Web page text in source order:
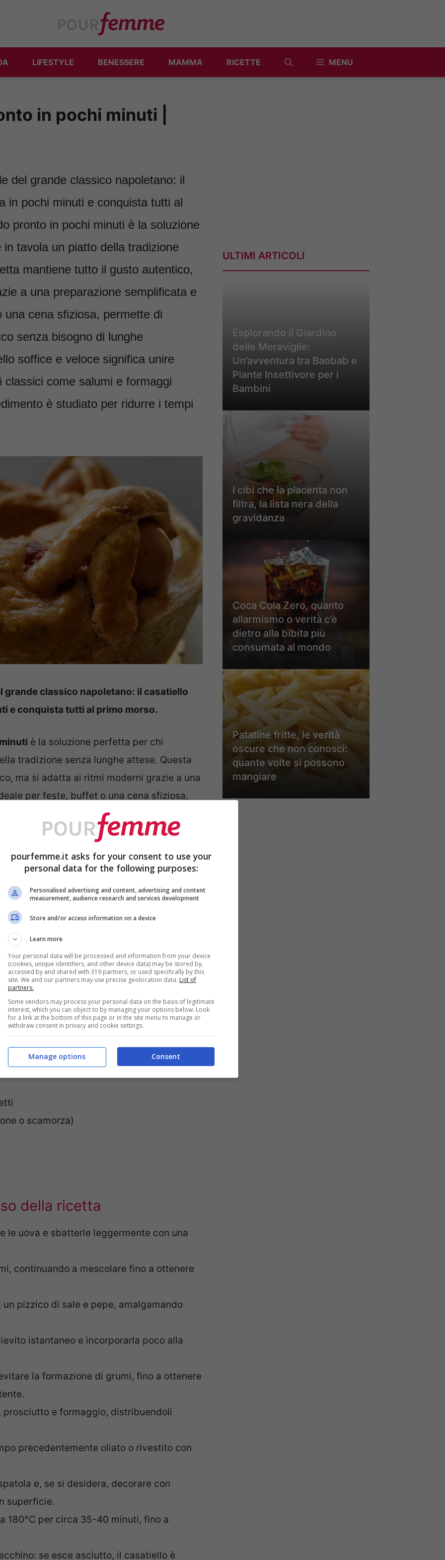
LIFESTYLE BENESSERE MAMMA RICETTE MENU
in pochi minuti |
del grande classico napoletano: il
in pochi minuti e conquista tutti al
pronto in pochi minuti è la soluzione
tavola un piatto della tradizione
mantiene tutto il gusto autentico,
a una preparazione semplificata e
cena sfiziosa, permette di
senza bisogno di lunghe
soffice e veloce significa unire
come salumi e formaggi
è studiato per ridurre i tempi
grande classico napoletano: il casatiello
e conquista tutti al primo morso.
è la soluzione perfetta per chi
tradizione senza lunghe attese. Questa
ma si adatta ai ritmi moderni grazie a una
per feste, buffet o una cena sfiziosa,
e ricco senza bisogno di lunghe
significa unire praticità e sapore. Gli
restano protagonisti, ma il
senza sacrificare la qualità. In pochi
fuori e incredibilmente morbido dentro,
in cucina.
torte salate
o scamorza)
della ricetta
le uova e sbatterle leggermente con una
continuando a mescolare fino a ottenere
pizzico di sale e pepe, amalgamando
istantaneo e incorporarla poco alla
la formazione di grumi, fino a ottenere
e formaggio, distribuendoli
precedentemente oliato o rivestito con
e, se si desidera, decorare con
superficie.
180°C per circa 35-40 minuti, fino a
se esce asciutto, il casatiello è
ULTIMI ARTICOLI
Esplorando il Giardino
delle Meraviglie:
Un’avventura tra Baobab e
Piante Insettivore per i
Bambini
I cibi che la placenta non
filtra, la lista nera della
gravidanza
Coca Cola Zero, quanto
allarmismo o verità c’è
dietro alla bibita più
consumata al mondo
Patatine fritte, le verità
oscure che non conosci:
quante volte si possono
mangiare
pourfemme.it asks for your consent to use your
personal data for the following purposes:
Personalised advertising and content, advertising and content
measurement, audience research and services development
Store and/or access information on a device
Learn more
Your personal data will be processed and information from your device
(cookies, unique identifiers, and other device data) may be stored by,
accessed by and shared with 319 partners, or used specifically by this
site. We and our partners may use precise geolocation data. List of
partners.
Some vendors may process your personal data on the basis of legitimate
interest, which you can object to by managing your options below. Look
for a link at the bottom of this page or in the site menu to manage or
withdraw consent in privacy and cookie settings.
Consent
Manage options